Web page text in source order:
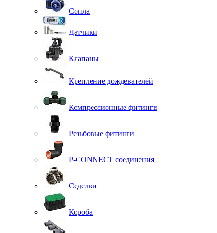
Сопла
Датчики
Клапаны
Крепление дождевателей
Компрессионные фитинги
Резьбовые фитинги
P-CONNECT соединения
Седелки
Короба